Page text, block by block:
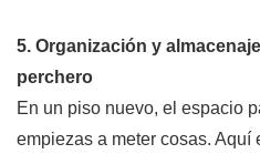
5. Organización y
perchero
En un piso nuevo, el espacio
empiezas a meter cosas. Aquí